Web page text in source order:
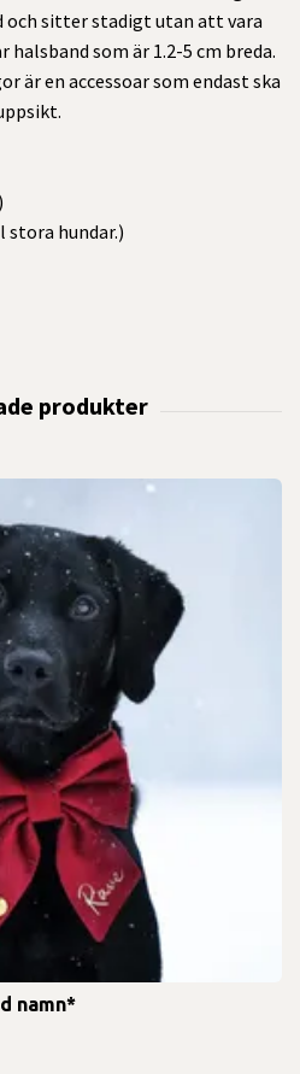
och sitter stadigt utan att vara
halsband som är 1.2-5 cm breda.
är en accessoar som endast ska
stora hundar.)
namn*